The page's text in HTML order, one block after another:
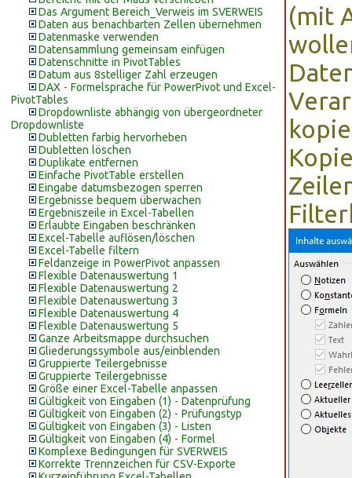
Das Argument Bereich_Verweis im SVERWEIS
Daten aus benachbarten Zellen übernehmen
Datenmaske verwenden
Datensammlung gemeinsam einfügen
Datenschnitte in PivotTables
Datum aus 8stelliger Zahl erzeugen
DAX - Formelsprache für PowerPivot und Excel-
PivotTables
Dropdownliste abhängig von übergeordneter
Dropdownliste
Dubletten farbig hervorheben
Dubletten löschen
Duplikate entfernen
Einfache PivotTable erstellen
Eingabe datumsbezogen sperren
Ergebnisse bequem überwachen
Ergebniszeile in Excel-Tabellen
Erlaubte Eingaben beschränken
Excel-Tabelle auflösen/löschen
Excel-Tabelle filtern
Feldanzeige in PowerPivot anpassen
Flexible Datenauswertung 1
Flexible Datenauswertung 2
Flexible Datenauswertung 3
Flexible Datenauswertung 4
Flexible Datenauswertung 5
Ganze Arbeitsmappe durchsuchen
Gliederungssymbole aus/einblenden
Gruppierte Teilergebnisse
Gruppierte Teilergebnisse
Größe einer Excel-Tabelle anpassen
Gültigkeit von Eingaben (1) - Datenprüfung
Gültigkeit von Eingaben (2) - Prüfungstyp
Gültigkeit von Eingaben (3) - Listen
Gültigkeit von Eingaben (4) - Formel
Komplexe Bedingungen für SVERWEIS
Korrekte Trennzeichen für CSV-Exporte
(mit